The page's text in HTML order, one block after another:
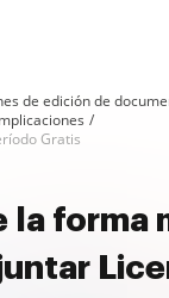
de edición de
Gratis
la forma